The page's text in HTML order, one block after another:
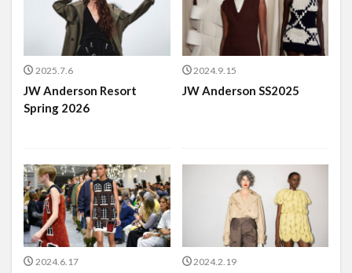
2025.7.6
JW Anderson Resort
Spring 2026
2024.9.15
JW Anderson SS2025
2024.6.17 2024.2.19